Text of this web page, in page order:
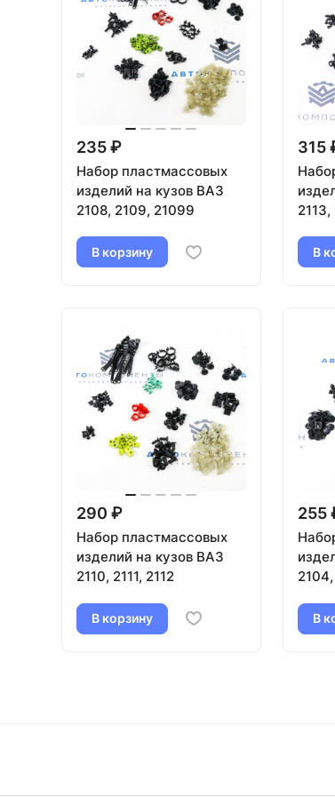
235 ₽
Набор пластмассовых
изделий на кузов ВАЗ
2108, 2109, 21099
В корзину
315
2113,
В
290 ₽
Набор пластмассовых
изделий на кузов ВАЗ
2110, 2111, 2112
В корзину
255
В